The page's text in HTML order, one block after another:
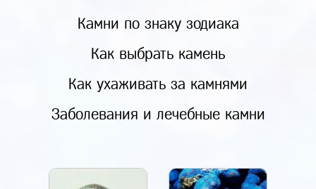
Камни по знаку зодиака
Как выбрать камень
Как ухаживать за камнями
Заболевания и лечебные камни